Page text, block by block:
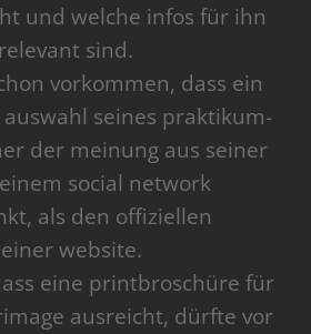
und welche infos für ihn
sind.
vorkommen, dass ein
seines praktikum-
der meinung aus seiner
social network
als den offiziellen
website.
eine printbroschüre für
ausreicht, dürfte vor